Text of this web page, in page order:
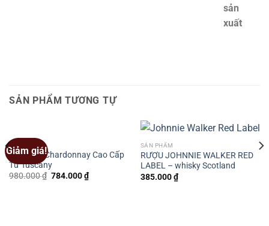
sản
xuất
SẢN PHẨM TƯƠNG TỰ
Giảm giá!
SẢN PHẨM
Tinh Hoa Chardonnay Cao Cấp
Từ Tuscany
980.000₫ Giá
784.000₫Giá
hiện
SẢN PHẨM
RƯỢU JOHNNIE WALKER RED
LABEL – whisky Scotland
385.000₫